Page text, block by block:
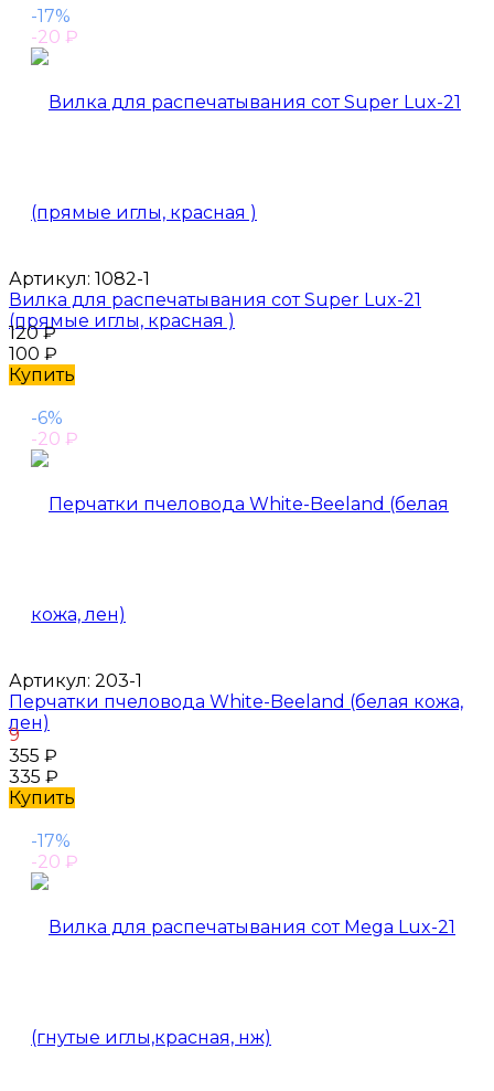
-17%
-20 ₽
Артикул: 1082-1
Вилка для распечатывания сот Super Lux-21
(прямые иглы, красная )
120₽
100 ₽
Купить
-6%
-20 ₽
Артикул: 203-1
Перчатки пчеловода White-Beeland (белая кожа,
лен)
9
355 ₽
335 ₽
Купить
-17%
-20 ₽